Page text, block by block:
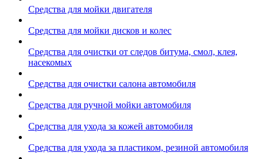
Средства для мойки двигателя
Средства для мойки дисков и колес
Средства для очистки от следов битума, смол, клея,
насекомых
Средства для очистки салона автомобиля
Средства для ручной мойки автомобиля
Средства для ухода за кожей автомобиля
Средства для ухода за пластиком, резиной автомобиля